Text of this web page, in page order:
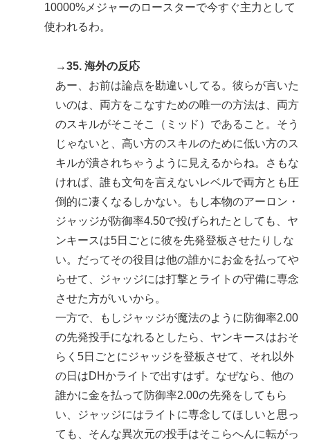
10000%メジャーのロースターで今すぐ主力として
使われるわ。
→35. 海外の反応
あー、お前は論点を勘違いしてる。彼らが言いた
いのは、両方をこなすための唯一の方法は、両方
のスキルがそこそこ（ミッド）であること。そう
じゃないと、高い方のスキルのために低い方のス
キルが潰されちゃうように見えるからね。さもな
ければ、誰も文句を言えないレベルで両方とも圧
倒的に凄くなるしかない。もし本物のアーロン・
ジャッジが防御率4.50で投げられたとしても、ヤ
ンキースは5日ごとに彼を先発登板させたりしな
い。だってその役目は他の誰かにお金を払ってや
らせて、ジャッジには打撃とライトの守備に専念
させた方がいいから。
一方で、もしジャッジが魔法のように防御率2.00
の先発投手になれるとしたら、ヤンキースはおそ
らく5日ごとにジャッジを登板させて、それ以外
の日はDHかライトで出すはず。なぜなら、他の
誰かに金を払って防御率2.00の先発をしてもら
い、ジャッジにはライトに専念してほしいと思っ
ても、そんな異次元の投手はそこらへんに転がっ